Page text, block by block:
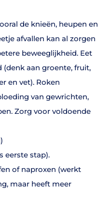
de knieën, heupen en
afvallen kan al zorgen
beweeglijkheid. Eet
(denk aan groente, fruit,
en vet). Roken
van gewrichten,
Zorg voor voldoende
eerste stap).
of naproxen (werkt
maar heeft meer